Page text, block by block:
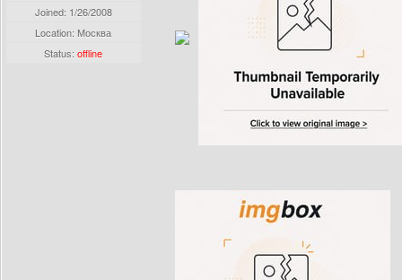
Joined: 1/26/2008
Location: Москва
Status:offline